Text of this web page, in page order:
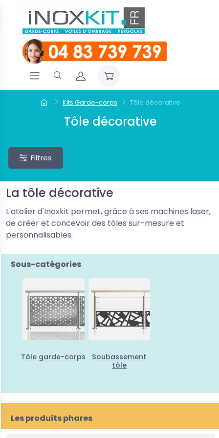
Kits Garde-corps Tôle décorative
Tôle décorative
Filtres
La tôle décorative
L'atelier d'Inoxkit permet, grâce à ses machines laser,
de créer et concevoir des tôles sur-mesure et
personnalisables.
Sous-catégories
Tôle garde-corps
Soubassement
tôle
Les produits phares